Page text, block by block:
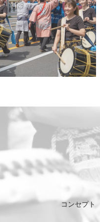
コンセプト